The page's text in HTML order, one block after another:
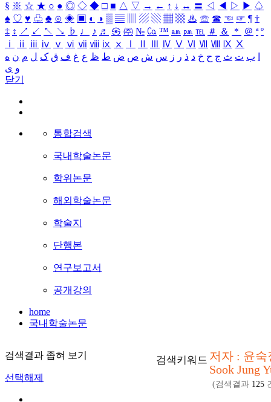
§ ※ ☆ ★ ○ ● ◎ ◇ ◆ □ ■ △ ▽ → ← ↑ ↓ ↔ 〓 ◁ ◀ ▷ ▶ ♤
♠ ♡ ♥ ♧ ♣ ⊙ ◈ ▣ ◐ ◑ ▒ ▤ ▨ ▧ ▦ ▩ ♨ ☏ ☎ ☜ ☞ ¶ †
‡ ↕ ↗ ↙ ↖ ↘ ♭ ♩ ♪ ♬ ㉿ ㈜ № ㏇ ™ ㏂ ㏘ ℡ ＃ ＆ ＊ ＠ ª º
ⅰ
ⅱ ⅲ ⅳ ⅴ ⅵ ⅶ ⅷ ⅸ ⅹ Ⅳ Ⅴ Ⅵ Ⅶ Ⅷ Ⅸ Ⅹ
ب ت ث ج ح خ د ذ ر ز س ش ص ض ط ظ ع غ ف ق ک ل م ن ه
و ی
닫기
통합검색
국내학술논문
학위논문
해외학술논문
학술지
단행본
연구보고서
공개강의
home
국내학술논문
검색결과 좁혀 보기
선택해제
검색키워드 저자 : 윤숙
Sook Jung
(검색결과 125